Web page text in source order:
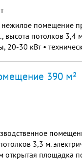
помещение
потолков 3,4
20-30 кВт •
390 м²
3,3 м.
площадка